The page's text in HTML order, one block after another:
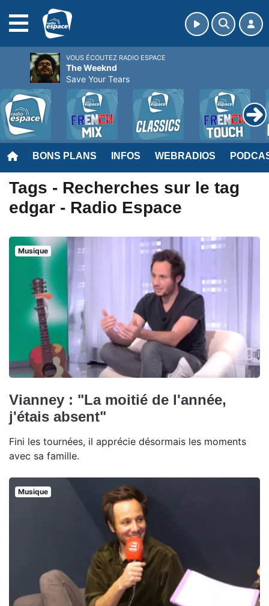
BONS PLANS INFOS WEBRADIOS
Tags - Recherches sur le tag
edgar - Radio Espace
Musique
Vianney : "La moitié de l'année,
j'étais absent"
Fini les tournées, il apprécie désormais les moments
avec sa famille.
Musique
VOUS ÉCOUTEZ RADIO ESPACE
The Weeknd
Save Your Tears